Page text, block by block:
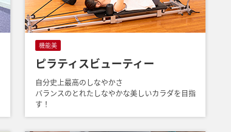
機能美
ピラティスビューティー
自分史上最高のしなやかさ
バランスのとれたしなやかな美しいカラダを目指
す！